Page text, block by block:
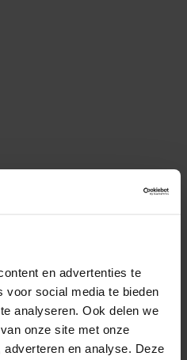
en advertenties te
voor social media te bieden
analyseren. Ook delen we
onze site met onze
en analyse. Deze